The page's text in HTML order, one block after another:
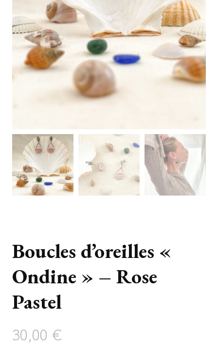
Boucles d’oreilles «
Ondine » – Rose
Pastel
30,00 €